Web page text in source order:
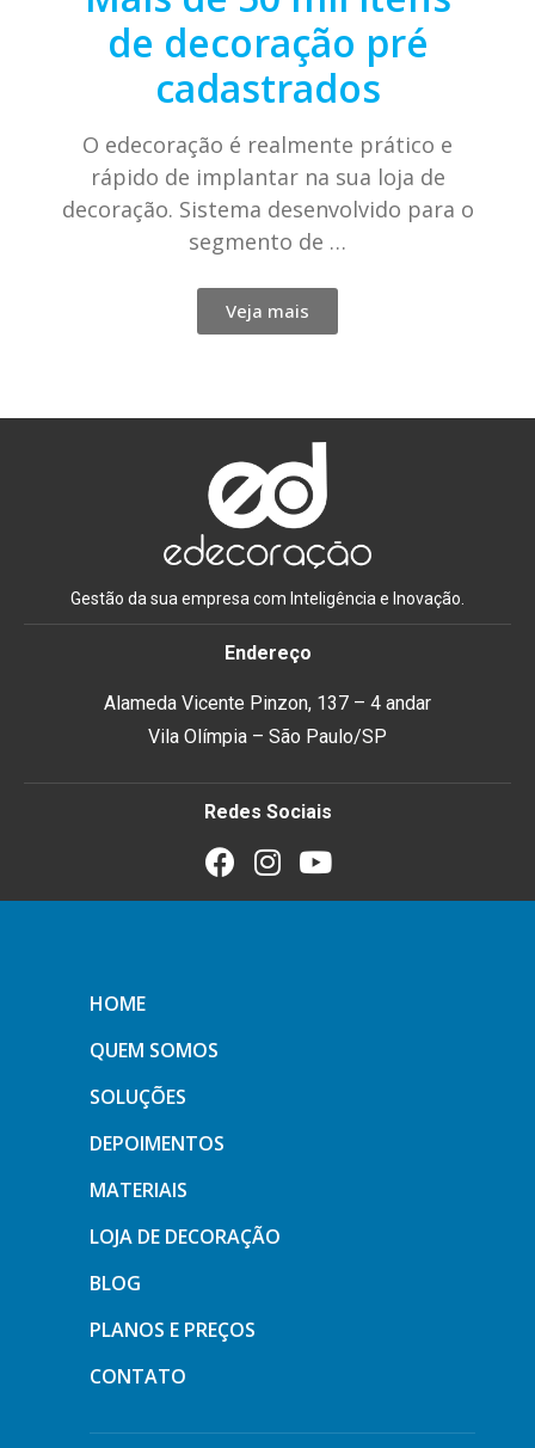
de decoração pré
cadastrados
O edecoração é realmente prático e
rápido de implantar na sua loja de
decoração. Sistema desenvolvido para o
segmento de …
Veja mais
Gestão da sua empresa com Inteligência e Inovação.
Endereço
Alameda Vicente Pinzon, 137 – 4 andar
Vila Olímpia – São Paulo/SP
Redes Sociais
HOME
QUEM SOMOS
SOLUÇÕES
DEPOIMENTOS
MATERIAIS
LOJA DE DECORAÇÃO
BLOG
PLANOS E PREÇOS
CONTATO